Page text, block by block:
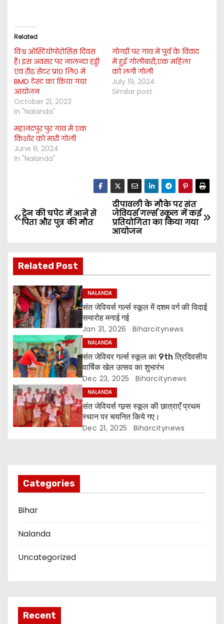
Related
विश्व ऑस्टियोपोरोसिस दिवस
है। इस अवसर पर नालन्दा हड्डी
एवं रीढ़ सेंटर प्रा० लि० में
BMD टेस्ट का किया गया
आयोजन
October 21, 2023
In "Nalanda"
गोगड़ी पर गांव में पूर्व के विवाद
में हुई गोलीबारी,एक महिला
को लगी गोली
July 19, 2024
Similar post
महानंदपुर पुर गांव में एक
किशोर को मारी गोली
June 8, 2024
In "Nalanda"
P
o
t
n
a
v
i
g
a
t
दीपावली के मौके पर संत
जेवियर्स गर्ल्स स्कूल में कई
प्रतियोगिता का किया गया
आयोजन
ट्रेन की चपेट में आने से
पिता और पुत्र की मौत
Related Post
NALANDA
संत जेवियर्स गर्ल्स स्कूल में दशम वर्ग की विदाई
समारोह मनाई गई
Jan 31, 2026 Biharcitynews
NALANDA
संत जेवियर गर्ल्स स्कूल का 9th त्रिदिवसीय
वार्षिक खेल उत्सव का शुभारंभ
Dec 23, 2025 Biharcitynews
NALANDA
संत जेवियर्स गल्र्स स्कूल की छात्र‌ाएँ प्रथम
स्थान पर चयनित किये गए।
Dec 21, 2025 Biharcitynews
Categories
Bihar
Nalanda
Uncategorized
Recent